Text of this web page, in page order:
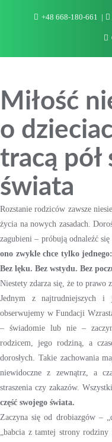
+48 668-180-661
Miłość
o
tracą pół
świata
Rozstanie rodziców zawsze
życia na nowych zasadach.
zagubieni – próbują odnaleźć
ono zwykle chce tylko
Bez lęku. Bez wstydu. Bez
Niestety zdarza się, że to prawo
Jednym z najtrudniejszych i
obserwujemy w Fundacji
– świadomie lub nie –
rodzicem, jego rodziną, a
dorosłych. Takie zachowania
niewidoczne z zewnątrz, a
straszenia czy zakazów.
część swojego świata.
Zaczyna się od drobiazgów –
„babcia z tamtej strony rodziny